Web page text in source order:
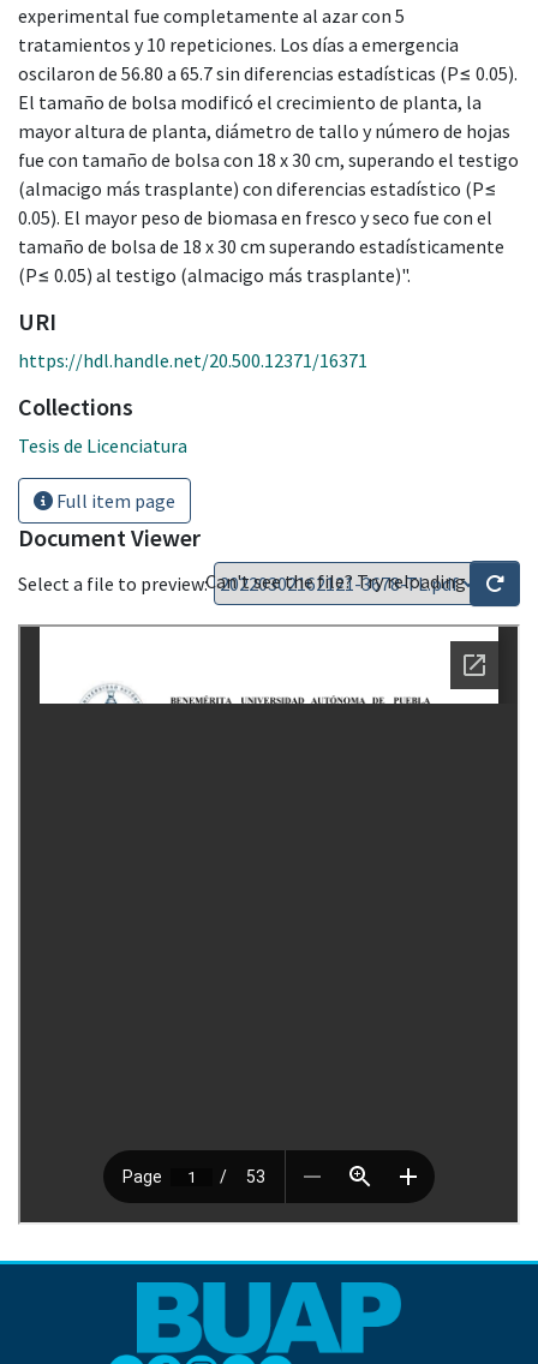
experimental fue completamente al azar con 5
tratamientos y 10 repeticiones. Los días a emergencia
oscilaron de 56.80 a 65.7 sin diferencias estadísticas (P≤ 0.05).
El tamaño de bolsa modificó el crecimiento de planta, la
mayor altura de planta, diámetro de tallo y número de hojas
fue con tamaño de bolsa con 18 x 30 cm, superando el testigo
(almacigo más trasplante) con diferencias estadístico (P≤
0.05). El mayor peso de biomasa en fresco y seco fue con el
tamaño de bolsa de 18 x 30 cm superando estadísticamente
(P≤ 0.05) al testigo (almacigo más trasplante)".
URI
https://hdl.handle.net/20.500.12371/16371
Collections
Tesis de Licenciatura
Full item page
Document Viewer
Select a file to preview:Can't see the file? Try reloading